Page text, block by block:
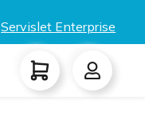
Servislet Enterprise